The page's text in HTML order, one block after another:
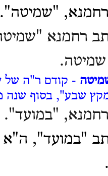
"שמיטה".
רחמנא
שמיטה.
- קודם ר"ה של
שבע", בסוף שנה
"במועד".
"במועד",